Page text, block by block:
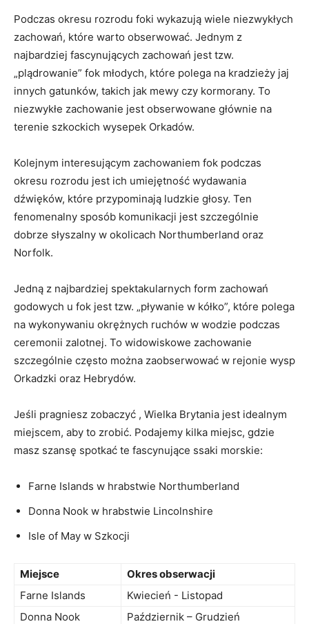
Podczas okresu⁣ rozrodu ⁢foki wykazują wiele niezwykłych
zachowań, które warto obserwować. ⁣Jednym z
najbardziej fascynujących zachowań jest tzw.
„plądrowanie” fok młodych, które polega na kradzieży jaj
innych‌ gatunków, ‌takich⁤ jak mewy czy kormorany. To
niezwykłe zachowanie jest obserwowane głównie na
terenie szkockich wysepek Orkadów.
Kolejnym interesującym⁤ zachowaniem fok podczas
okresu rozrodu jest ich umiejętność wydawania‌
dźwięków, które przypominają ⁣ludzkie głosy. Ten⁤
fenomenalny sposób komunikacji jest szczególnie ​
dobrze słyszalny w ​okolicach Northumberland oraz
Norfolk.
Jedną z najbardziej ‌spektakularnych form zachowań
godowych‍ u fok jest tzw. „pływanie w kółko”, które polega
na wykonywaniu okrężnych ruchów w wodzie ⁣podczas
ceremonii zalotnej. To widowiskowe ​zachowanie
szczególnie często można ⁣zaobserwować w rejonie‍ wysp
⁤Orkadzki oraz Hebrydów.
Jeśli‌ pragniesz zobaczyć , Wielka Brytania ⁢jest idealnym
miejscem, aby to zrobić. Podajemy ⁤kilka miejsc,⁣ gdzie
masz szansę spotkać te ​fascynujące ⁣ssaki morskie:
Farne Islands w hrabstwie Northumberland
Donna Nook w hrabstwie Lincolnshire
Isle of May w Szkocji
Miejsce
Okres​ obserwacji
Farne Islands
Kwiecień ‍- Listopad
Donna Nook
Październik – Grudzień